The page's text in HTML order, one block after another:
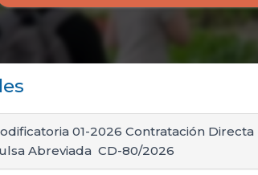
01-2026 Contratación Directa
Abreviada CD-80/2026